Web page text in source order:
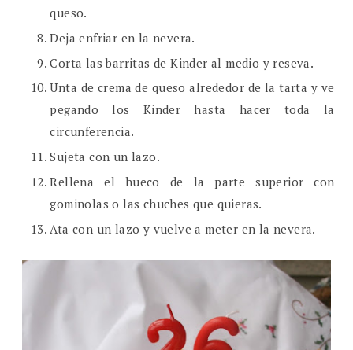
queso.
Deja enfriar en la nevera.
Corta las barritas de Kinder al medio y reseva.
Unta de crema de queso alrededor de la tarta y ve
pegando los Kinder hasta hacer toda la
circunferencia.
Sujeta con un lazo.
Rellena el hueco de la parte superior con
gominolas o las chuches que quieras.
Ata con un lazo y vuelve a meter en la nevera.